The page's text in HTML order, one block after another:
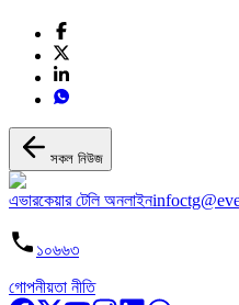
সকল নিউজ
এভারকেয়ার টেলি অনলাইন
১০৬৬৩
গোপনীয়তা নীতি